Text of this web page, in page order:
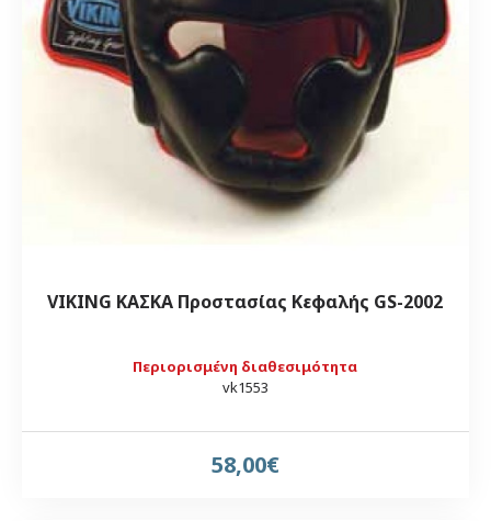
Περιορισμένη διαθεσιμότητα
vk1553
VIKING ΚΑΣΚΑ Προστασίας Κεφαλής GS-2002
58,00€